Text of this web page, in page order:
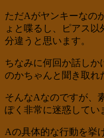
ただAがヤンキーなの
ょと喋るし、ピアス
分違うと思います。
ちなみに何回か話しか
のかちゃんと聞き取れ
そんなAなのですが、
ぽく非常に迷惑してい
Aの具体的な行動を挙